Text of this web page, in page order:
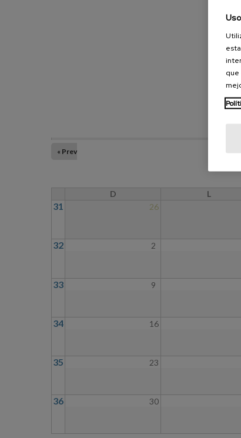
« Prev
D L
31 26
32 2
33 9
34 16
35 23
36 30
que